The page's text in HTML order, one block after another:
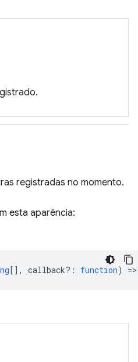
registradas no momento.
esta aparência:
[], callback? : function)